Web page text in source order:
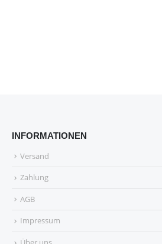
INFORMATIONEN
Versand
Zahlung
AGB
Impressum